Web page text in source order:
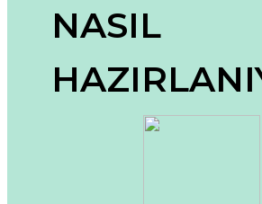
Ürün açıklamasında eksik bilgiler
Ürün fiyatı diğer sitelerden daha pahalı.
Bu ürüne benzer farklı alternatifler olmalı.
NASIL